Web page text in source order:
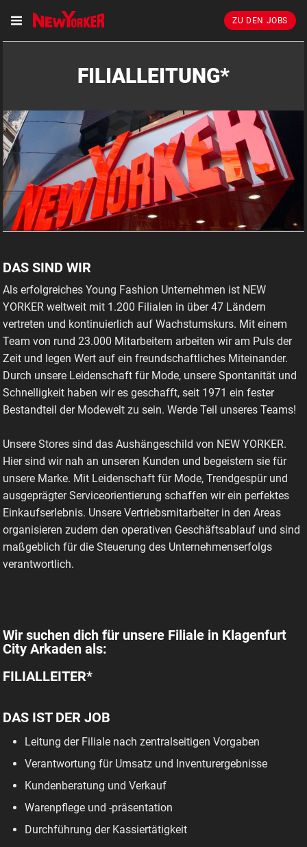
ZU DEN JOBS
FILIALLEITUNG*
DAS SIND WIR
Als erfolgreiches Young Fashion Unternehmen ist NEW
YORKER weltweit mit 1.200 Filialen in über 47 Ländern
vertreten und kontinuierlich auf Wachstumskurs. Mit einem
Team von rund 23.000 Mitarbeitern arbeiten wir am Puls der
Zeit und legen Wert auf ein freundschaftliches Miteinander.
Durch unsere Leidenschaft für Mode, unsere Spontanität und
Schnelligkeit haben wir es geschafft, seit 1971 ein fester
Bestandteil der Modewelt zu sein. Werde Teil unseres Teams!
Unsere Stores sind das Aushängeschild von NEW YORKER.
Hier sind wir nah an unseren Kunden und begeistern sie für
unsere Marke. Mit Leidenschaft für Mode, Trendgespür und
ausgeprägter Serviceorientierung schaffen wir ein perfektes
Einkaufserlebnis. Unsere Vertriebsmitarbeiter in den Areas
organisieren zudem den operativen Geschäftsablauf und sind
maßgeblich für die Steuerung des Unternehmenserfolgs
verantwortlich.
Wir suchen dich für unsere Filiale in Klagenfurt
City Arkaden als:
FILIALLEITER*
DAS IST DER JOB
Leitung der Filiale nach zentralseitigen Vorgaben
Verantwortung für Umsatz und Inventurergebnisse
Kundenberatung und Verkauf
Warenpflege und -präsentation
Durchführung der Kassiertätigkeit